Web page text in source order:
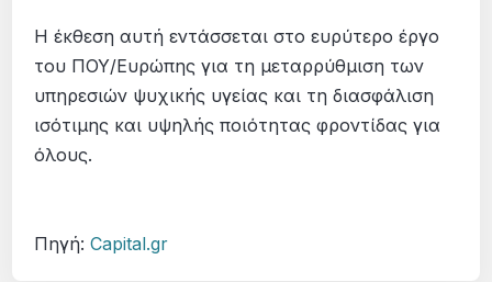
Η έκθεση αυτή εντάσσεται στο ευρύτερο έργο
του ΠΟΥ/Ευρώπης για τη μεταρρύθμιση των
υπηρεσιών ψυχικής υγείας και τη διασφάλιση
ισότιμης και υψηλής ποιότητας φροντίδας για
όλους.
Πηγή:Capital.gr